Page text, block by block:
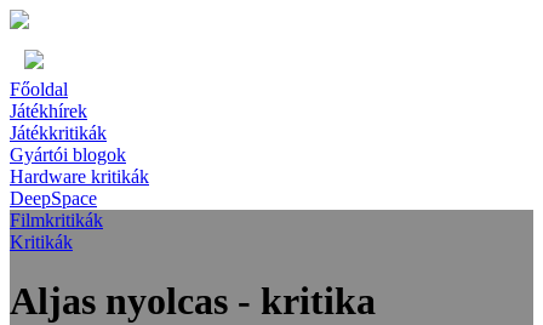
Főoldal
Játékhírek
Játékkritikák
Gyártói blogok
Hardware kritikák
DeepSpace
Filmkritikák
Kritikák
Aljas nyolcas - kritika